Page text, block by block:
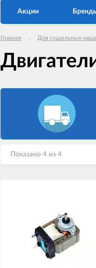
Акции
Главная Для сушильных
Показано 4 из 4